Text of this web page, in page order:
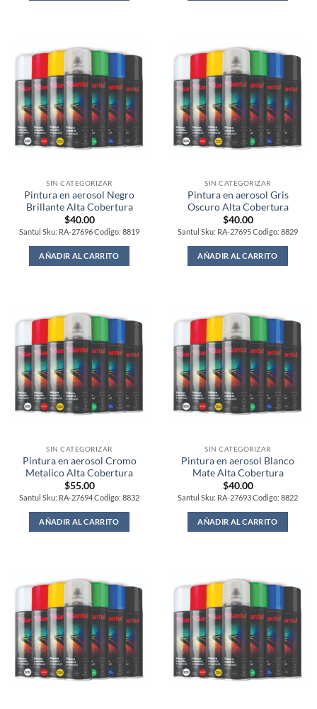
SIN CATEGORIZAR
Pintura en aerosol Negro
Brillante Alta Cobertura
$40.00
Santul Sku: RA-27696 Codigo: 8819
AÑADIR AL CARRITO
SIN CATEGORIZAR
Pintura en aerosol Gris
Oscuro Alta Cobertura
$40.00
Santul Sku: RA-27695 Codigo: 8829
AÑADIR AL CARRITO
SIN CATEGORIZAR
Pintura en aerosol Cromo
Metalico Alta Cobertura
$55.00
Santul Sku: RA-27694 Codigo: 8832
AÑADIR AL CARRITO
SIN CATEGORIZAR
Pintura en aerosol Blanco
Mate Alta Cobertura
$40.00
Santul Sku: RA-27693 Codigo: 8822
AÑADIR AL CARRITO